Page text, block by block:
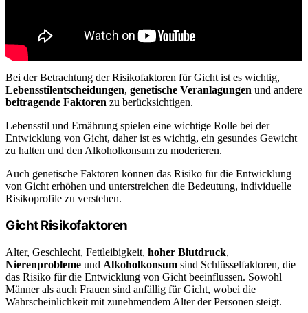
Bei der Betrachtung der Risikofaktoren für Gicht ist es wichtig,
Lebensstilentscheidungen, genetische Veranlagungen und andere
beitragende Faktoren zu berücksichtigen.
Lebensstil und Ernährung spielen eine wichtige Rolle bei der
Entwicklung von Gicht, daher ist es wichtig, ein gesundes Gewicht
zu halten und den Alkoholkonsum zu moderieren.
Auch genetische Faktoren können das Risiko für die Entwicklung
von Gicht erhöhen und unterstreichen die Bedeutung, individuelle
Risikoprofile zu verstehen.
Gicht Risikofaktoren
Alter, Geschlecht, Fettleibigkeit, hoher Blutdruck,
Nierenprobleme und Alkoholkonsum sind Schlüsselfaktoren, die
das Risiko für die Entwicklung von Gicht beeinflussen. Sowohl
Männer als auch Frauen sind anfällig für Gicht, wobei die
Wahrscheinlichkeit mit zunehmendem Alter der Personen steigt.